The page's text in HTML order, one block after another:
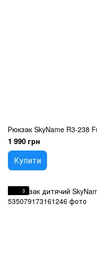
Рюкзак SkyName R3-238
1 990 грн
Купити
3